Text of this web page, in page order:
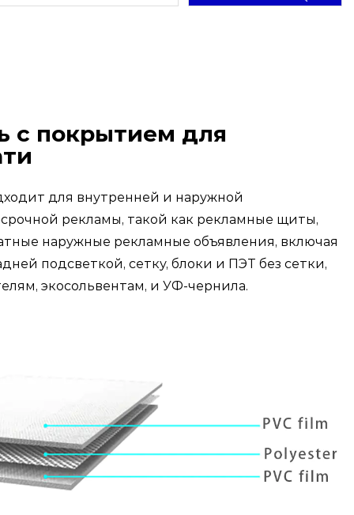
с покрытием для
для внутренней и наружной
рекламы, такой как рекламные щиты,
наружные рекламные объявления, включая
подсветкой, сетку, блоки и ПЭТ без сетки,
экосольвентам, и УФ-чернила.